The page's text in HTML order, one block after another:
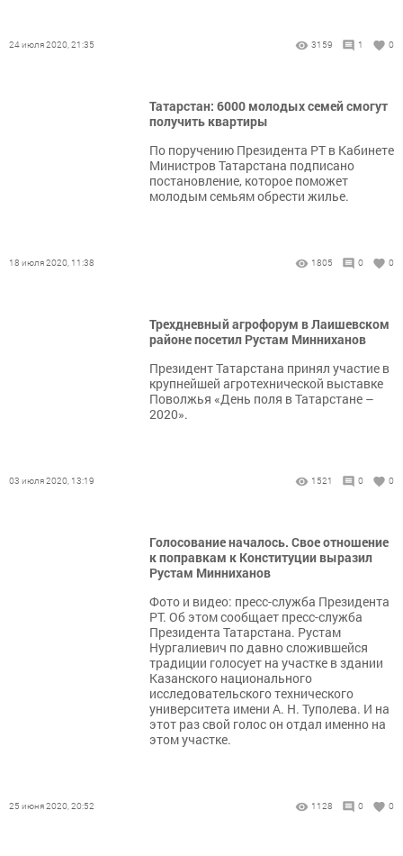
24 июля 2020, 21:35 3159 1 0
Татарстан: 6000 молодых семей смогут
получить квартиры
По поручению Президента РТ в Кабинете
Министров Татарстана подписано
постановление, которое поможет
молодым семьям обрести жилье.
18 июля 2020, 11:38 1805 0 0
Трехдневный агрофорум в Лаишевском
районе посетил Рустам Минниханов
​​​​​​​Президент Татарстана принял участие в
крупнейшей агротехнической выставке
Поволжья «День поля в Татарстане –
2020».
03 июля 2020, 13:19 1521 0 0
Голосование началось. Свое отношение
к поправкам к Конституции выразил
Рустам Минниханов
Фото и видео: пресс-служба Президента
РТ. Об этом сообщает пресс-служба
Президента Татарстана. Рустам
Нургалиевич по давно сложившейся
традиции голосует на участке в здании
Казанского национального
исследовательского технического
университета имени А. Н. Туполева. И на
этот раз свой голос он отдал именно на
этом участке.
25 июня 2020, 20:52 1128 0 0